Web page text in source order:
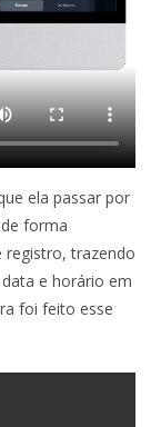
ela passar por
forma
registro, trazendo
e horário em
foi feito esse